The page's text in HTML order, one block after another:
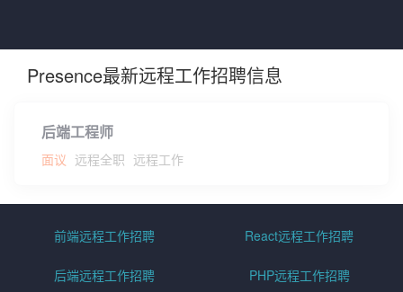
Presence最新远程工作招聘信息
后端工程师
面议 远程全职 远程工作
前端远程工作招聘 React远程工作招聘
后端远程工作招聘 PHP远程工作招聘